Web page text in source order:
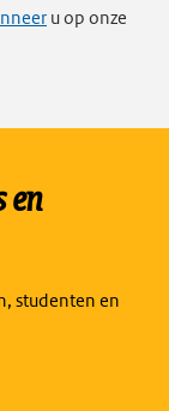
u op onze
en
studenten en